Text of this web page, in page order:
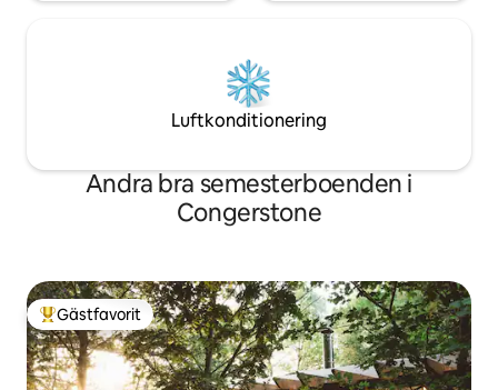
Luftkonditionering
Andra bra semesterboenden i
Congerstone
Populär gästfavorit
Gästfavorit